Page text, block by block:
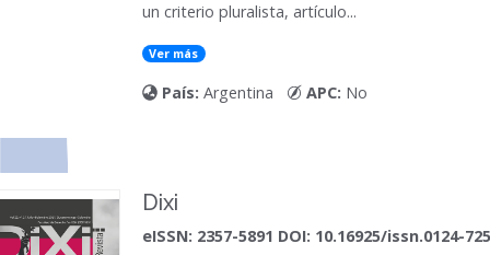
un criterio pluralista, artículo...
Ver más
País: Argentina APC: No
Dixi
eISSN: 2357-5891 DOI: 10.16925/issn.0124-